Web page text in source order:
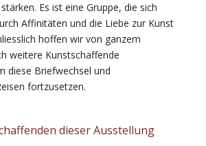
Es ist eine Gruppe, die sich
Affinitäten und die Liebe zur Kunst
hoffen wir von ganzem
weitere Kunstschaffende
diese Briefwechsel und
fortzusetzen.
dieser Ausstellung